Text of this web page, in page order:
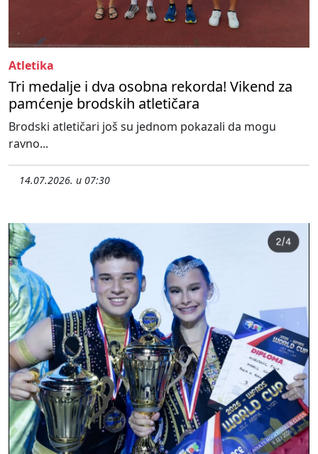
Atletika
Tri medalje i dva osobna rekorda! Vikend za
pamćenje brodskih atletičara
Brodski atletičari još su jednom pokazali da mogu
ravno...
14.07.2026. u 07:30